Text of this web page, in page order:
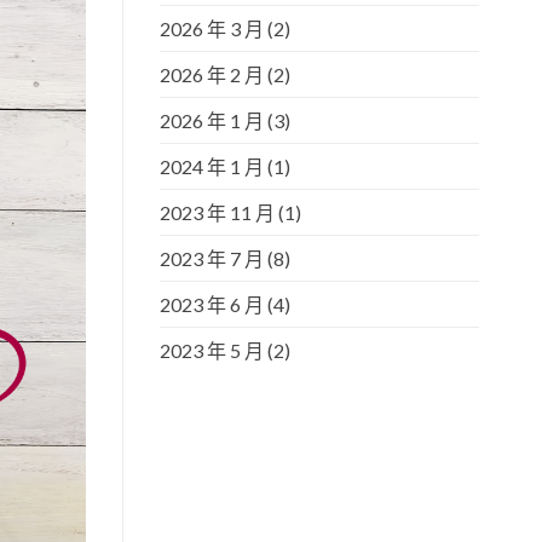
2026 年 3 月 (2)
2026 年 2 月 (2)
2026 年 1 月 (3)
2024 年 1 月 (1)
2023 年 11 月 (1)
2023 年 7 月 (8)
2023 年 6 月 (4)
2023 年 5 月 (2)